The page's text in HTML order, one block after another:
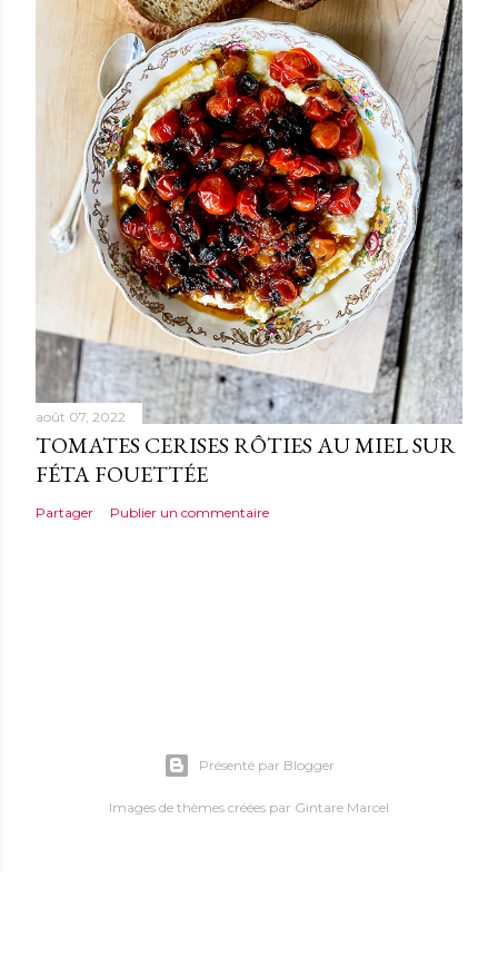
août 07, 2022
TOMATES CERISES RÔTIES AU MIEL SUR
FÉTA FOUETTÉE
Partager Publier un commentaire
Présenté par Blogger
Images de thèmes créées par Gintare Marcel